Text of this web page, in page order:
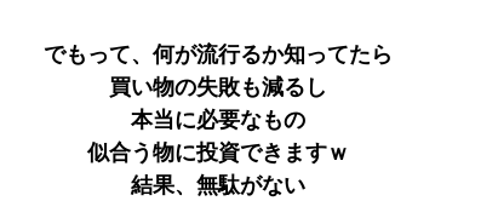
でもって、何が流行るか知ってたら
買い物の失敗も減るし
本当に必要なもの
似合う物に投資できますｗ
結果、無駄がない